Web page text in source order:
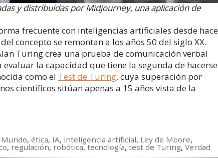
y distribuidas por Midjourney, una aplicación de
frecuente con inteligencias artificiales desde hace
concepto se remontan a los años 50 del siglo XX.
Turing crea una prueba de comunicación verbal
la capacidad que tiene la segunda de hacerse
como el Test de Turing, cuya superación por
científicos sitúan apenas a 15 años vista de la
Mundo, ética, IA, inteligencia artificial, Ley de Moore,
, regulación, robótica,tecnología, test de Turing, Verdad